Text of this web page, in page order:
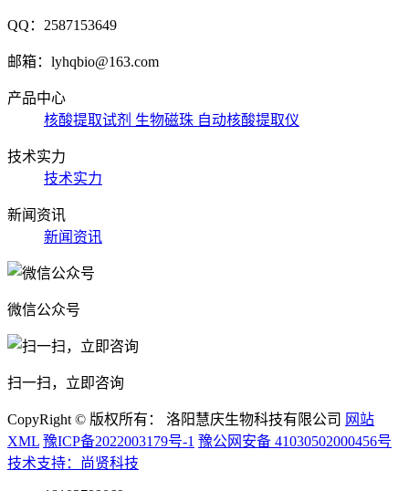
QQ：2587153649
邮箱：lyhqbio@163.com
产品中心
核酸提取试剂 生物磁珠 自动核酸提取仪
技术实力
技术实力
新闻资讯
新闻资讯
微信公众号
扫一扫，立即咨询
CopyRight © 版权所有： 洛阳慧庆生物科技有限公司 网站
XML 豫ICP备2022003179号-1 豫公网安备 41030502000456号
技术支持：尚贤科技